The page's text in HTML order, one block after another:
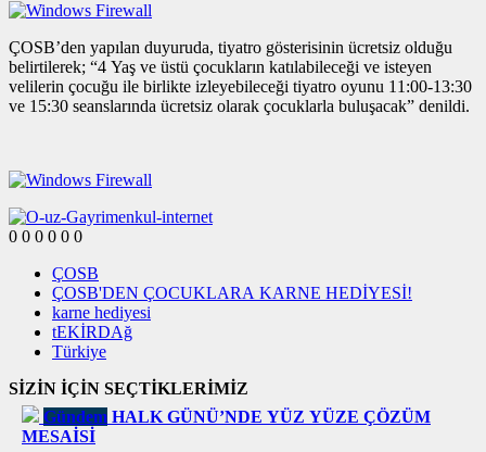
escort
esenyurt
escort
beylikdüzü
ÇOSB’den yapılan duyuruda, tiyatro gösterisinin ücretsiz olduğu
belirtilerek; “4 Yaş ve üstü çocukların katılabileceği ve isteyen
velilerin çocuğu ile birlikte izleyebileceği tiyatro oyunu 11:00-13:30
ve 15:30 seanslarında ücretsiz olarak çocuklarla buluşacak” denildi.
0 0 0 0 0 0
ÇOSB
ÇOSB'DEN ÇOCUKLARA KARNE HEDİYESİ!
karne hediyesi
tEKİRDAğ
Türkiye
SİZİN İÇİN SEÇTİKLERİMİZ
Gündem HALK GÜNÜ’NDE YÜZ YÜZE ÇÖZÜM
MESAİSİ